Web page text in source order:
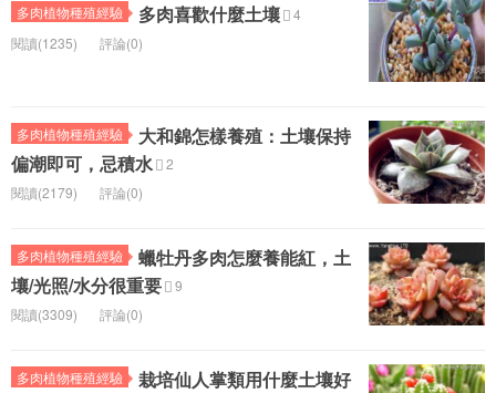
多肉植物種殖經驗 多肉喜歡什麼土壤
4
閱讀(1235)
評論(0)
多肉植物種殖經驗
大和錦怎樣養殖：土壤保持
偏潮即可，忌積水
2
閱讀(2179)
評論(0)
多肉植物種殖經驗
蠟牡丹多肉怎麼養能紅，土
壤/光照/水分很重要
9
閱讀(3309)
評論(0)
多肉植物種殖經驗 栽培仙人掌類用什麼土壤好